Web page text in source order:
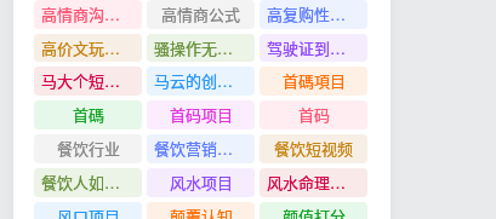
高情商沟通管理课
高情商公式
高复购性行业
高价文玩众筹分红项目
骚操作无脑裂变
驾驶证到期换证
马大个短视频投放课
马云的创业故事
首碼項目
首碼
首码项目
首码
餐饮行业
餐饮营销管理特训班
餐饮短视频
餐饮人如何用团购给门店拓客
风水项目
风水命理项目